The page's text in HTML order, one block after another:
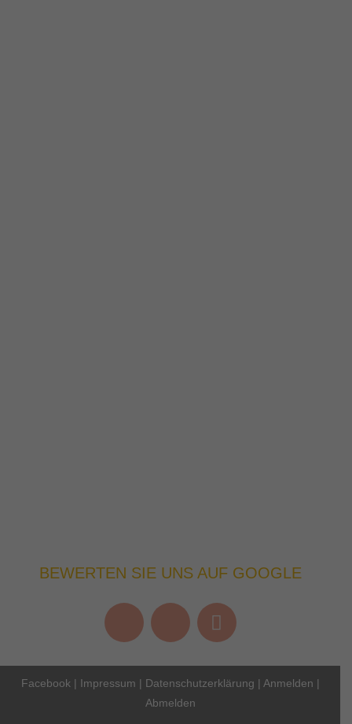
BEWERTEN SIE UNS AUF GOOGLE
Facebook | Impressum | Datenschutzerklärung | Anmelden |
Abmelden